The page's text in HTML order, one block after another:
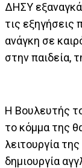
ΔΗΣΥ
τις εξηγήσεις
ανάγκη σε
στην παιδεία,
Η Βουλευτής
το κόμμα της
λειτουργία
δημιουργία